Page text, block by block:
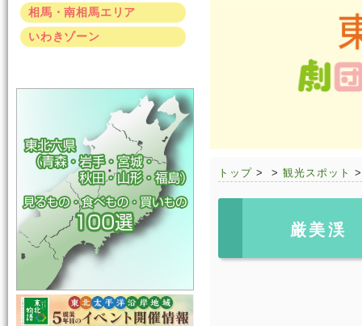
相馬・南相馬エリア
いわきゾーン
トップ > > 観光スポット
厳美渓